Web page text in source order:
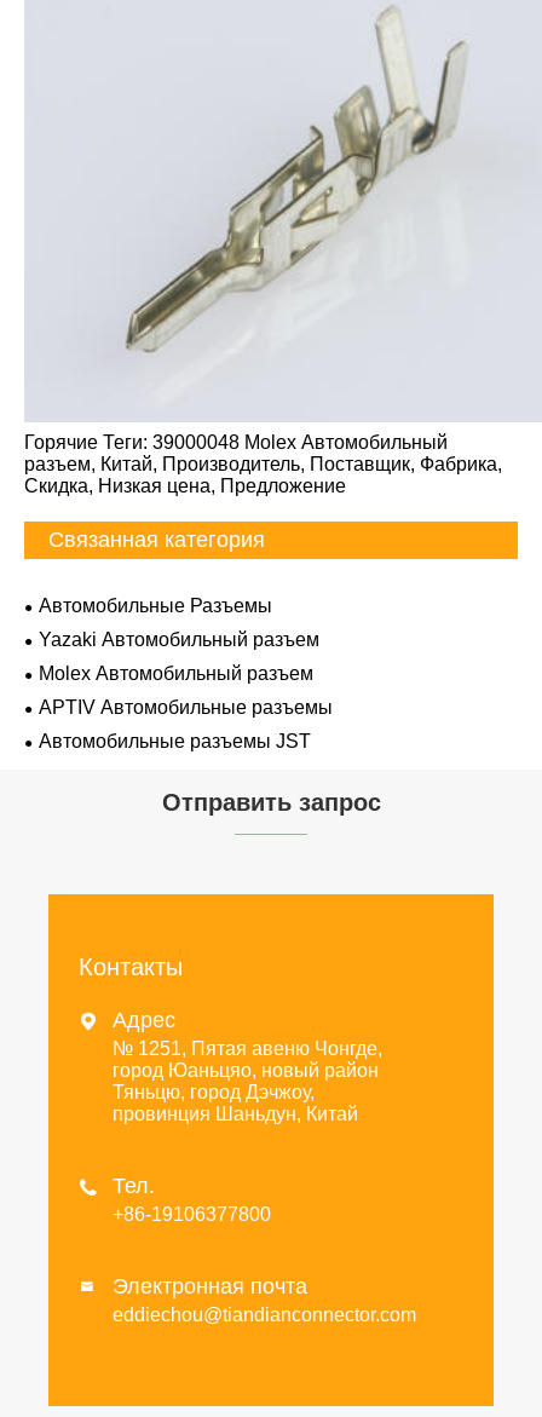
Горячие Теги: 39000048 Molex Автомобильный
разъем, Китай, Производитель, Поставщик, Фабрика,
Скидка, Низкая цена, Предложение
Связанная категория
Автомобильные Разъемы
Yazaki Автомобильный разъем
Molex Автомобильный разъем
APTIV Автомобильные разъемы
Автомобильные разъемы JST
Отправить запрос
Контакты
 Адрес
№ 1251, Пятая авеню Чонгде,
город Юаньцяо, новый район
Тяньцю, город Дэчжоу,
провинция Шаньдун, Китай
 Тел.
+86-19106377800
 Электронная почта
eddiechou@tiandianconnector.com